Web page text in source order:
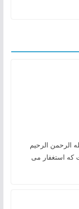
الله الرحمن الرحیم
استغفار می